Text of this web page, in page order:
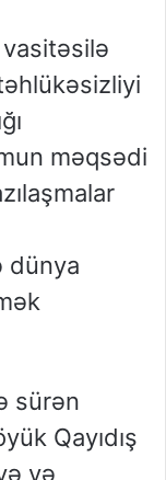
məqsədi
dünya
sürən
Qayıdış
və